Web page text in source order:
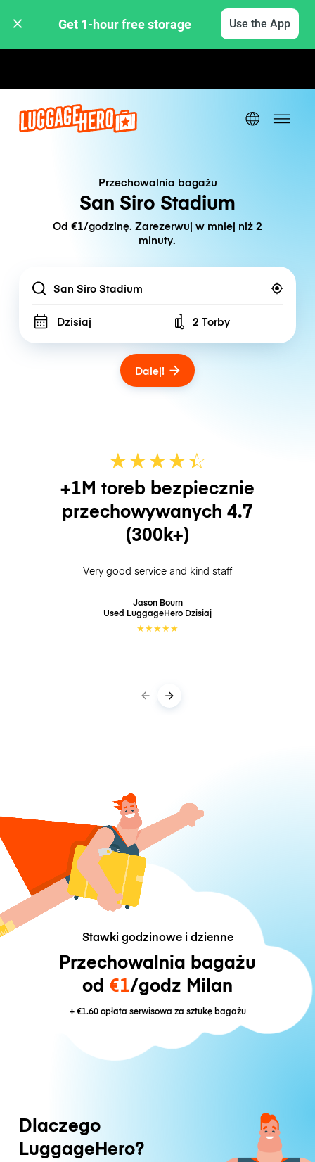
Get 1-hour free storage Use the App
Przechowalnia bagażu
San Siro Stadium
Od €1/godzinę. Zarezerwuj w mniej niż 2
minuty.
Location
Dzisiaj Number of bags
2 Torby
Dalej!
★★★★☆
★
+1M toreb bezpiecznie
przechowywanych 4.7
(300k+)
Very good service and kind staff
Jason Bourn
Used LuggageHero Dzisiaj
★★★★★
Stawki godzinowe i dzienne
Przechowalnia bagażu
od €1/godz Milan
+€1.60opłata serwisowa za sztukę bagażu
Dlaczego
LuggageHero?